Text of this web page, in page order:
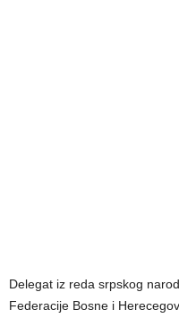
Delegat iz reda srpskog
Federacije Bosne i